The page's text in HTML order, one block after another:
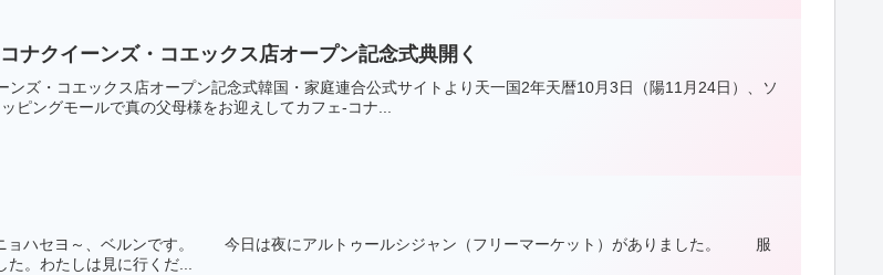
ナクイーンズ・コエックス店オープン記念式典開く
ズ・コエックス店オープン記念式韓国・家庭連合公式サイトより天一国2年天暦10月3日（陽11月24日）、ソ
ピングモールで真の父母様をお迎えしてカフェ-コナ...
ョハセヨ～、ベルンです。 今日は夜にアルトゥールシジャン（フリーマーケット）がありました。 服
。わたしは見に行くだ...